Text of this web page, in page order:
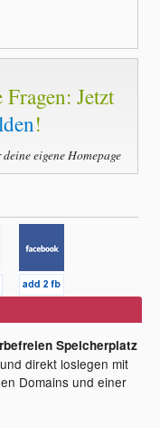
Jetzt
!
eigene Homepage
Speicherplatz
und direkt loslegen mit
Domains und einer